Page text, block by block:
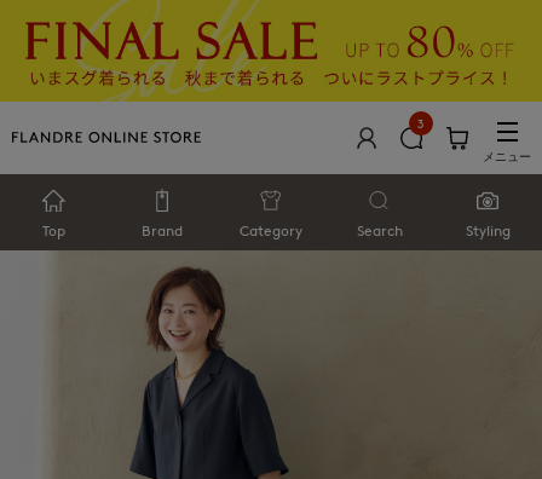
3
メニュー
Top Brand Category Search Styling